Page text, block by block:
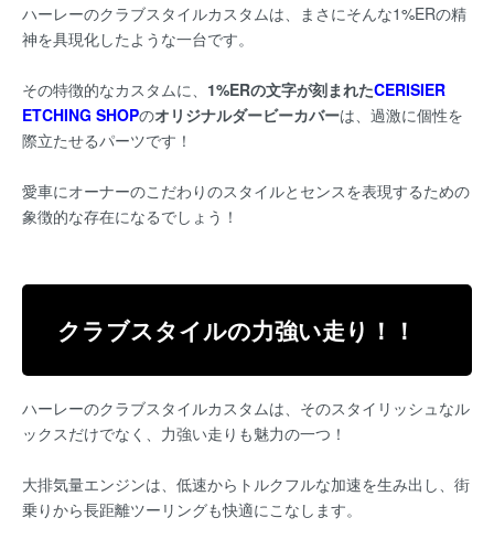
ハーレーのクラブスタイルカスタムは、まさにそんな1%ERの精
神を具現化したような一台です。
その特徴的なカスタムに、 1%ERの文字が刻まれたCERISIER
ETCHING SHOPのオリジナルダービーカバーは、過激に個性を
際立たせるパーツです！
愛車にオーナーのこだわりのスタイルとセンスを表現するための
象徴的な存在になるでしょう！
クラブスタイルの力強い走り！！
ハーレーのクラブスタイルカスタムは、そのスタイリッシュなル
ックスだけでなく、力強い走りも魅力の一つ！
大排気量エンジンは、低速からトルクフルな加速を生み出し、街
乗りから長距離ツーリングも快適にこなします。